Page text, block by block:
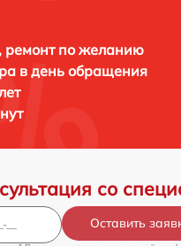
ремонт по желанию
в день обращения
со
Оставить